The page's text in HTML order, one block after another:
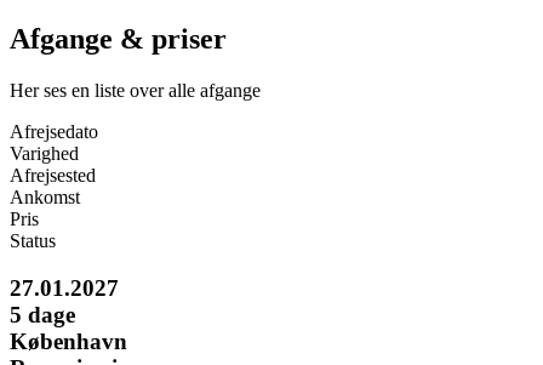
Afgange & priser
Her ses en liste over alle afgange
Afrejsedato
Varighed
Afrejsested
Ankomst
Pris
Status
27.01.2027
5 dage
København